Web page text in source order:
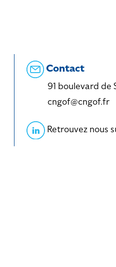
Contact
91 boulevard de
cngof@cngof.fr
Retrouvez nous